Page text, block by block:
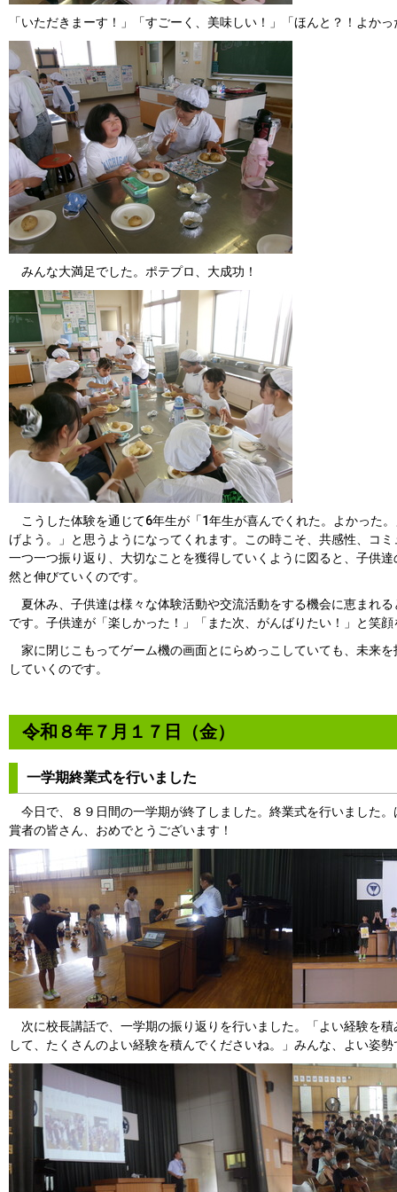
「いただきまーす！」「すごーく、美味しい！」「ほんと？！よか
みんな大満足でした。ポテプロ、大成功！
こうした体験を通じて6年生が「1年生が喜んでくれた。よかった
げよう。」と思うようになってくれます。この時こそ、共感性、コ
一つ一つ振り返り、大切なことを獲得していくように図ると、子供
然と伸びていくのです。
夏休み、子供達は様々な体験活動や交流活動をする機会に恵まれ
です。子供達が「楽しかった！」「また次、がんばりたい！」と笑
家に閉じこもってゲーム機の画面とにらめっこしていても、未来
していくのです。
令和８年７月１７日（金）
一学期終業式を行いました
今日で、８９日間の一学期が終了しました。終業式を行いました
賞者の皆さん、おめでとうございます！
次に校長講話で、一学期の振り返りを行いました。「よい経験を
して、たくさんのよい経験を積んでくださいね。」みんな、よい姿